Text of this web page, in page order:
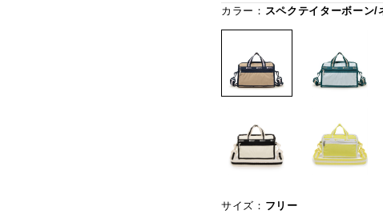
カラー： スペクテイターボーン/
サイズ： フリー